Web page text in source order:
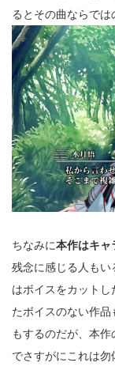
るとその曲ならでは
ちなみに本作はキャ
残念に感じる人もい
はボイスをカット
たボイスのない作
もするのだが、本
でさすがにこれは